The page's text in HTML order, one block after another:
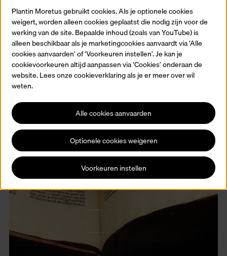
Plantin Moretus gebruikt cookies. Als je optionele cookies
weigert, worden alleen cookies geplaatst die nodig zijn voor de
werking van de site. Bepaalde inhoud (zoals van YouTube) is
alleen beschikbaar als je marketingcookies aanvaardt via ‘Alle
cookies aanvaarden’ of ‘Voorkeuren instellen’. Je kan je
cookievoorkeuren altijd aanpassen via ‘Cookies’ onderaan de
website. Lees onze cookieverklaring als je er meer over wil
weten.
Alle cookies aanvaarden
Optionele cookies weigeren
Voorkeuren instellen